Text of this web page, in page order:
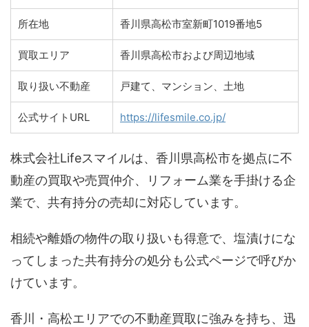
所在地 香川県高松市室新町1019番地5
買取エリア 香川県高松市および周辺地域
取り扱い不動産 戸建て、マンション、土地
公式サイトURL https://lifesmile.co.jp/
株式会社Lifeスマイルは、香川県高松市を拠点に不
動産の買取や売買仲介、リフォーム業を手掛ける企
業で、共有持分の売却に対応しています。
相続や離婚の物件の取り扱いも得意で、塩漬けにな
ってしまった共有持分の処分も公式ページで呼びか
けています。
香川・高松エリアでの不動産買取に強みを持ち、迅